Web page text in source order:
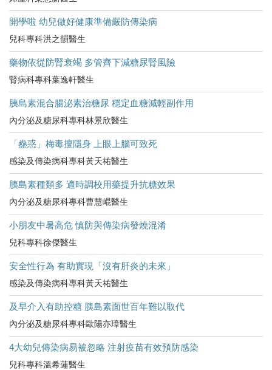
開學啦 幼兒做好健康準備嚴防傳染病
兒科專科洪之韻醫生
藥物依從防腎衰竭 多管齊下減糖尿腎風險
腎病科專科葉逸軒醫生
胰島素混合腸泌素治糖尿 穩定血糖減輕副作用
內分泌及糖尿科專科林景欣醫生
「蠱惑」梅毒擅隱身 上眼上腦可致死
感染及傳染病科專科黃天祐醫生
胰島素種類多 適時調校用藥提升抗糖效果
內分泌及糖尿科專科曹慧崐醫生
小朋友中暑高危​ 慎防與傳染病發燒混淆
兒科專科徐傑醫生
安全性行為 有助實現「沒有肝炎的未來」
感染及傳染病科專科黃天祐醫生
及早介入有助控糖 胰島素面世百年難以取代
內分泌及糖尿科專科歐陽亦璋醫生
4大幼兒傳染病易被忽略 注射疫苗有效預防感染
兒科專科溫希蓮醫生